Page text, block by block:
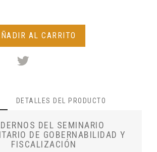
AL CARRITO
DETALLES DEL PRODUCTO
DEL SEMINARIO
DE GOBERNABILIDAD Y
FISCALIZACIÓN